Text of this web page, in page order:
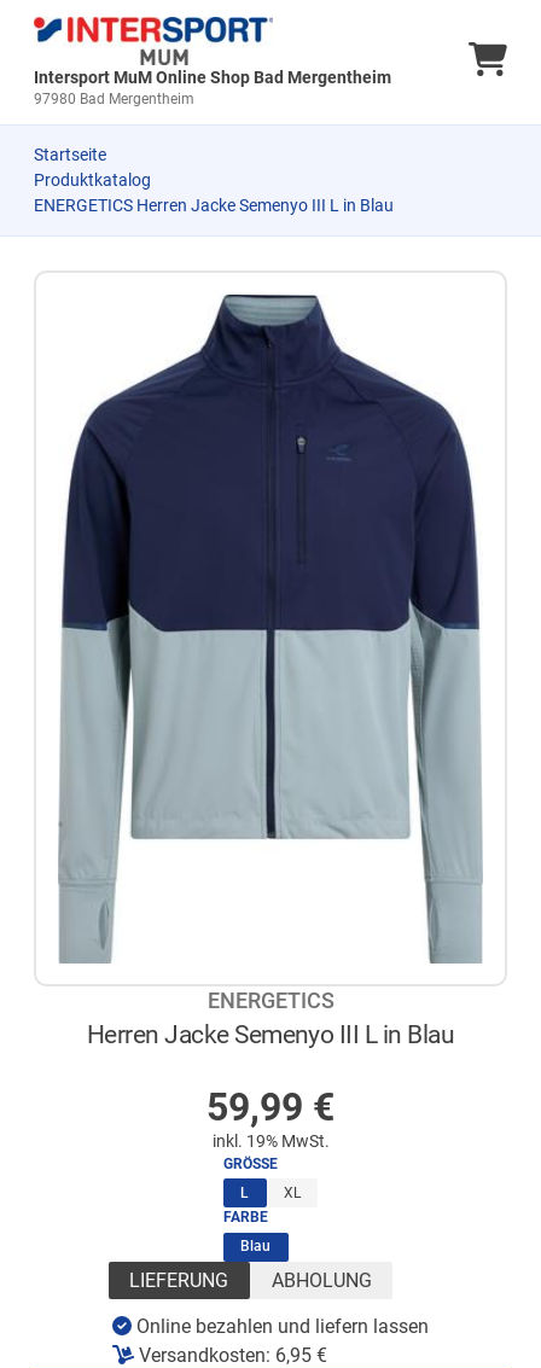
Intersport MuM Online Shop Bad Mergentheim
97980 Bad Mergentheim
Startseite
Produktkatalog
ENERGETICS Herren Jacke Semenyo III L in Blau
ENERGETICS
Herren Jacke Semenyo III L in Blau
59,99 €
inkl. 19% MwSt.
GRÖSSE
L (ausgewählt)
XL
FARBE
Blau
LIEFERUNG ABHOLUNG
Online bezahlen und liefern lassen
Versandkosten: 6,95 €